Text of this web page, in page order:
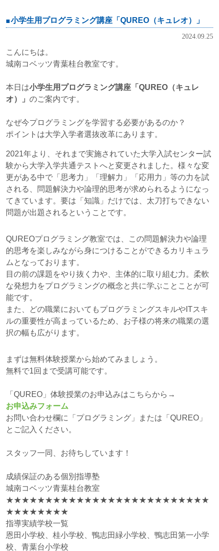
小学生用プログラミング講座「QUREO（キュレオ）」
2024.09.25
こんにちは。
城南コベッツ青葉桂台教室です。
本日は小学生用プログラミング講座 「 QUREO（キュレ
オ）
」 のご案内です。
なぜ今プログラミングを学習する必要があるのか？
ポイントは大学入学者選抜改革にあります。
2021年より、それまで実施されていた大学入試センター試
験から大学入学共通テストへと変更されました。様々な変
更がある中で「思考力」「理解力」「応用力」等の力を試
される、問題解決力や論理的思考が求められるようになっ
てきています。要は「知識」だけでは、太刀打ちできない
問題が出題されるということです。
QUREOプログラミング教室では、この問題解決力や論理
的思考を楽しみながら身につけることができるカリキュラ
ムとなっております。
目の前の課題をやり抜く力や、主体的に取り組む力。柔軟
な発想力をプログラミングの概念と共に学ぶことことが可
能です。
また、どの職業においてもプログラミングスキルやITスキ
ルの重要性が高まっているため、お子様の将来の職業の選
択の幅も広がります。
まずは無料体験授業から始めてみましょう。
無料で1回まで受講可能です。
「QUREO」体験授業のお申込みはこちらから→
お申込みフォーム
お問い合わせ欄に「プログラミング」または「QUREO」
とご記入ください。
スタッフ一同、お待ちしています！
成績保証のある個別指導塾
城南コベッツ青葉桂台教室
★★★★★★★★★★★★★★★★★★★★★★★★★★
★★★★★★★★
指導実績学校一覧
恩田小学校、桂小学校、鴨志田緑小学校、鴨志田第一小学
校、青葉台小学校